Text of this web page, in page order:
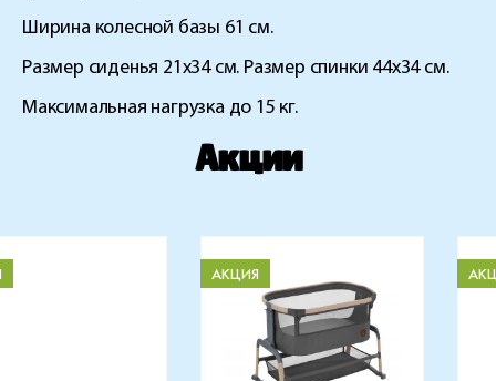
Ширина колесной базы 61 см.
Размер сиденья 21х34 см. Размер спинки 44х34 см.
Максимальная нагрузка до 15 кг.
Акции
АКЦИЯ